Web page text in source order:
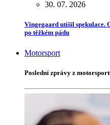
30. 07. 2026
Vingegaard utišil spekulace.
po těžkém pádu
Motorsport
Poslední zprávy z